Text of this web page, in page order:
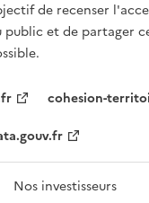
de recenser
public et de partager
cohesion-
Nos investisseurs